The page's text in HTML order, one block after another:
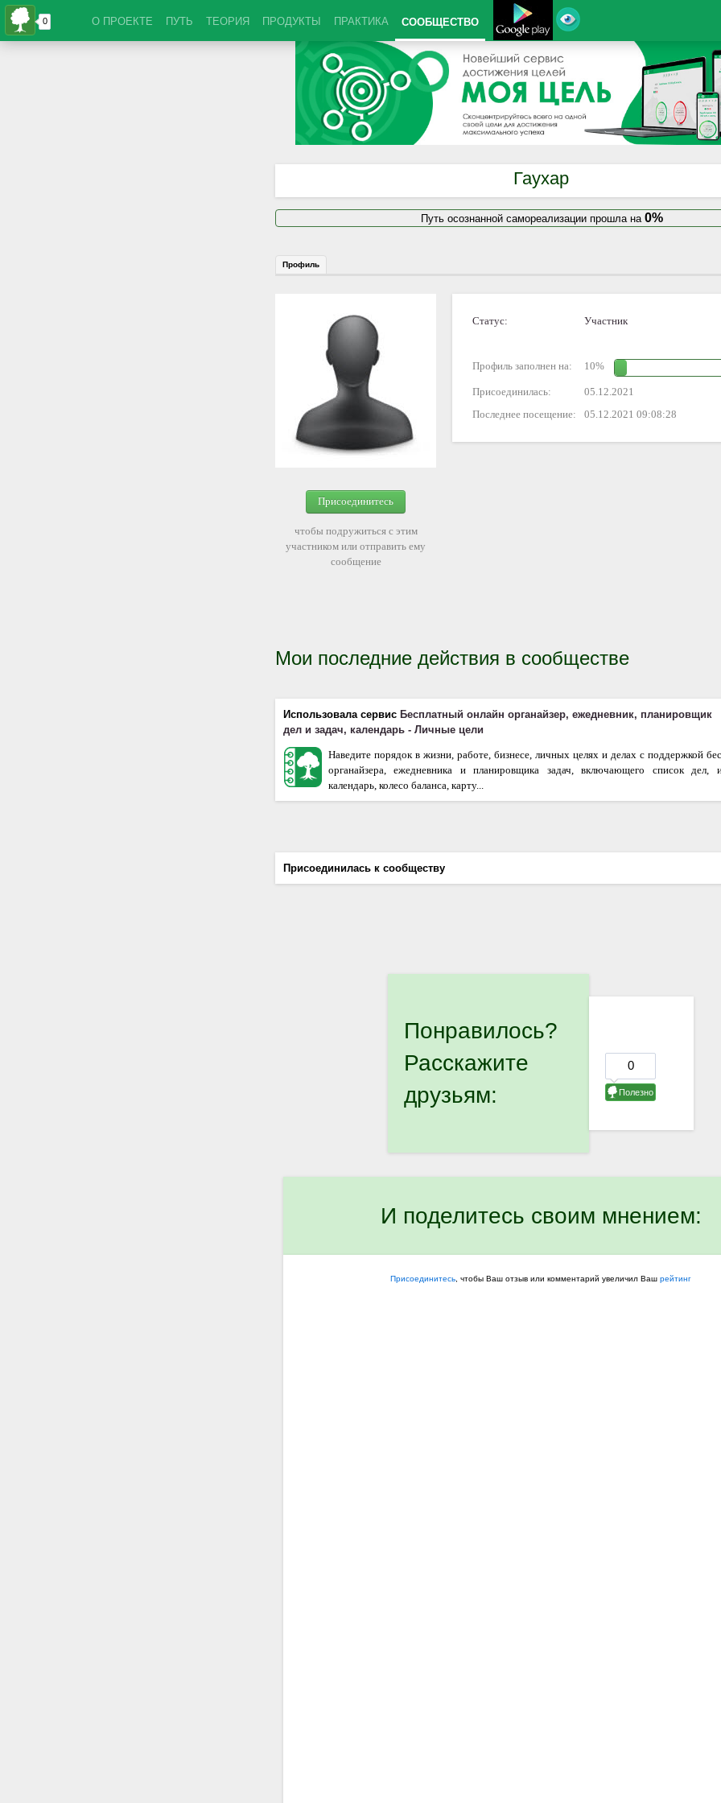
О ПРОЕКТЕ ПУТЬ ТЕОРИЯ ПРОДУКТЫ ПРАКТИКА СООБЩЕСТВО
Гаухар
Путь осознанной самореализации прошла на 0%
Профиль
Присоединитесь
чтобы подружиться с этим
участником или отправить ему
сообщение
Статус: Участник
Профиль заполнен на: 10%
Присоединилась:
05.12.2021
Последнее посещение:
05.12.2021 09:08:28
Мои последние действия в сообществе
Использовала сервис Бесплатный онлайн органайзер, ежедневник, планировщик
дел и задач, календарь - Личные цели
Наведите порядок в жизни, работе, бизнесе, личных целях и делах с поддержкой
органайзера, ежедневника и планировщика задач, включающего список дел,
календарь, колесо баланса, карту...
Присоединилась к сообществу
Понравилось?
Расскажите
друзьям:
И поделитесь своим мнением:
Присоединитесь , чтобы Ваш отзыв или комментарий увеличил Ваш рейтинг